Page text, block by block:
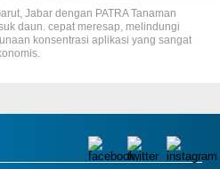
Jabar dengan PATRA Tanaman
daun. cepat meresap, melindungi
konsentrasi aplikasi yang sangat